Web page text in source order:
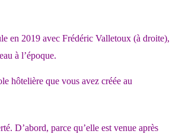
en 2019 avec Frédéric Valletoux (à droite),
à l’époque.
hôtelière que vous avez créée au
D’abord, parce qu’elle est venue après